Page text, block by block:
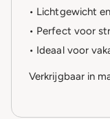
• Lichtgewicht
• Perfect voor
• Ideaal voor
Verkrijgbaar in